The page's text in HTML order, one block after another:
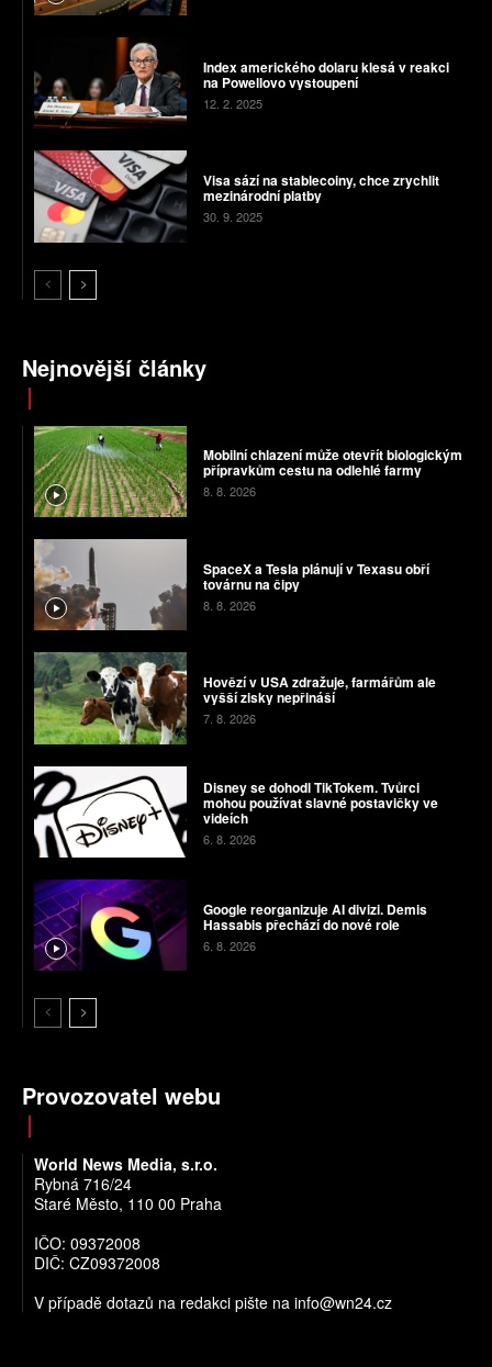
Index amerického dolaru klesá v reakci
na Powellovo vystoupení
12. 2. 2025
Visa sází na stablecoiny, chce zrychlit
mezinárodní platby
30. 9. 2025
Nejnovější články
Mobilní chlazení může otevřít biologickým
přípravkům cestu na odlehlé farmy
8. 8. 2026
SpaceX a Tesla plánují v Texasu obří
továrnu na čipy
8. 8. 2026
Hovězí v USA zdražuje, farmářům ale
vyšší zisky nepřináší
7. 8. 2026
Disney se dohodl TikTokem. Tvůrci
mohou používat slavné postavičky ve
videích
6. 8. 2026
Google reorganizuje AI divizi. Demis
Hassabis přechází do nové role
6. 8. 2026
Provozovatel webu
World News Media, s.r.o.
Rybná 716/24
Staré Město, 110 00 Praha
IČO: 09372008
DIČ: CZ09372008
V případě dotazů na redakci pište na info@wn24.cz